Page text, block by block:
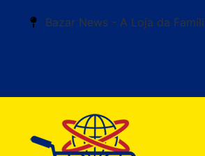
Bazar News - A Loja da